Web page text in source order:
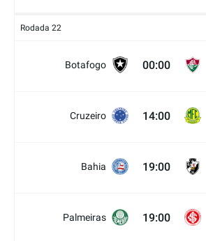
Rodada 22
Botafogo 00:00
Cruzeiro 14:00
Bahia 19:00
Palmeiras 19:00